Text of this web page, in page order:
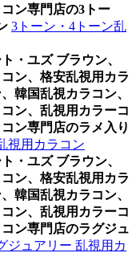
ン専門店の3トー
3トーン・4トーン乱
・ユズ ブラウン、
ン、格安乱視用カラ
韓国乱視カラコン、
ン、乱視用カラーコ
ン専門店のラメ入り
視用カラコン
・ユズ ブラウン、
ン、格安乱視用カラ
韓国乱視カラコン、
ン、乱視用カラーコ
ン専門店のラグジュ
ジュアリー 乱視用カ